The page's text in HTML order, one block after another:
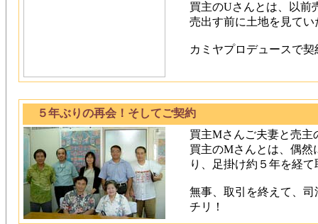
買主のUさんとは、以前
売出す前に土地を見て
カミヤプロデュースで
５年ぶりの再会！そしてご契約
買主Mさんご夫妻と売主
買主のMさんとは、偶然
り、足掛け約５年を経
無事、取引を終えて、
チリ！